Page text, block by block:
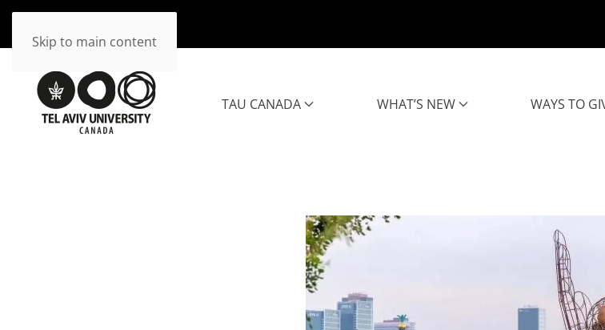
Skip to main content
TAU CANADA WHAT’S NEW WAYS TO